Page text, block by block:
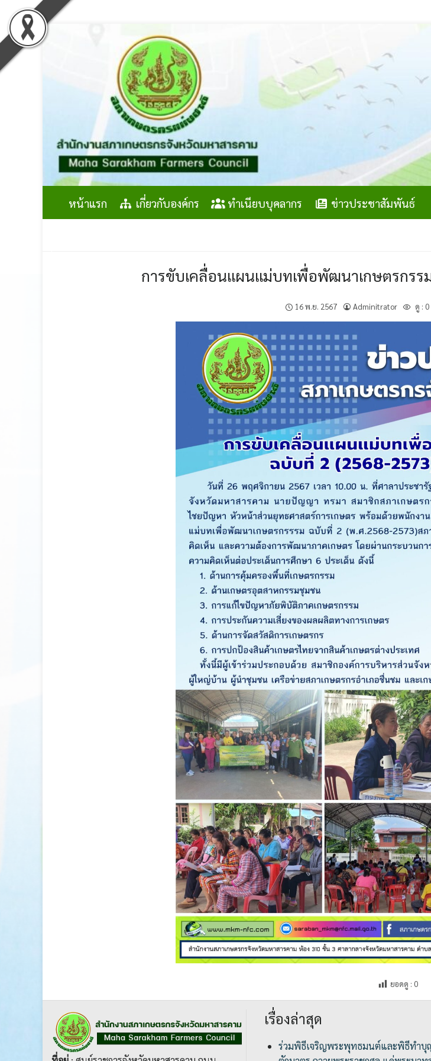
Skip
to
content
หน้าแรก เกี่ยวกับองค์กร ทำเนียบบุคลากร ข่าวประชาสัมพันธ์
การขับเคลื่อนแผนแม่บทเพื่อพัฒนาเกษตรกรร
16 พ.ย. 2567 Adminitrator ดู : 0
ยอดดู : 0
เรื่องล่าสุด
ร่วมพิธีเจริญพระพุทธมนต์และพิธีทำบุ